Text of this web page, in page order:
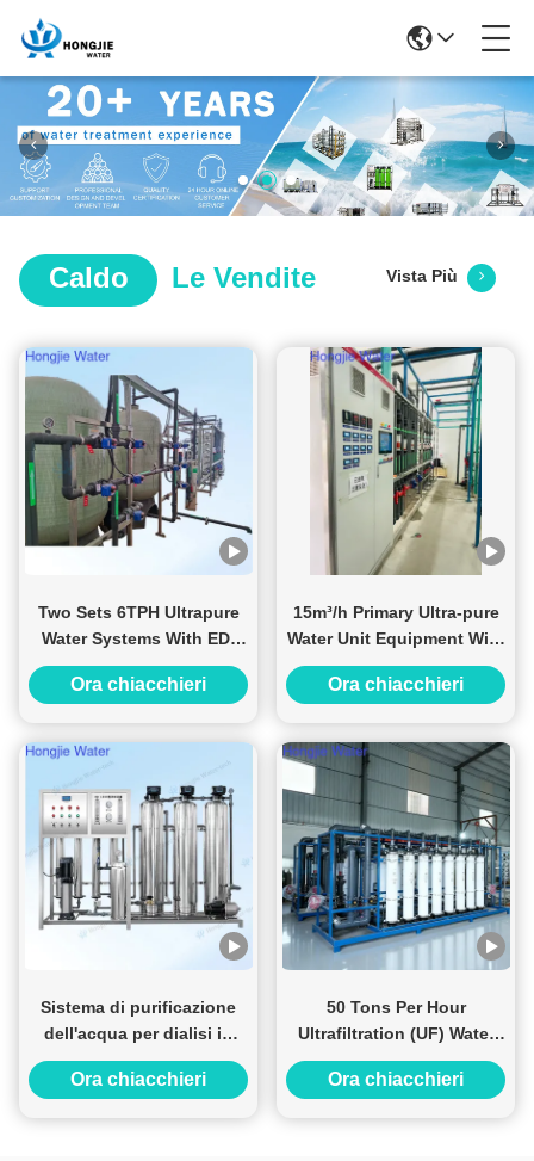
Caldo Le Vendite Vista Più
Two Sets 6TPH Ultrapure
Water Systems With EDI
System Shipped To
Malaysian Customer
Ora chiacchieri
15m³/h Primary Ultra-pure
Water Unit Equipment With
2sets 24T One For One
Ora chiacchieri
Sistema di purificazione
dell'acqua per dialisi in
acciaio inossidabile
SS316L 1000LPH con filtro
Ora chiacchieri
50 Tons Per Hour
Ultrafiltration (UF) Water
Treatment System For
Pretreatment System
Ora chiacchieri